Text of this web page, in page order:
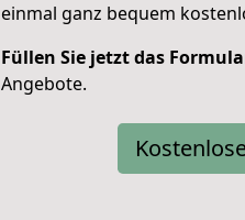
einmal ganz bequem
Füllen Sie jetzt das
Angebote.